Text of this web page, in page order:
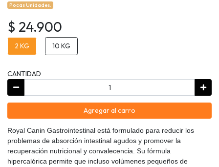
Pocas Unidades.
$ 24.900
2 KG 10 KG
CANTIDAD
Agregar al carro
Royal Canin Gastrointestinal está formulado para reducir los
problemas de absorción intestinal agudos y promover la
recuperación nutricional y convalecencia. Su fórmula
hipercalórica permite que incluso volúmenes pequeños de